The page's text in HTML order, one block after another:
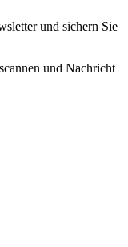
und sichern Sie
und Nachricht